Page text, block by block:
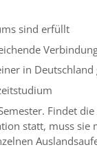
sind erfüllt
in Deutschland
Findet
statt, muss sie